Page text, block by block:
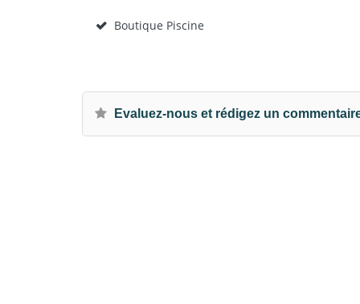
Boutique Piscine
Evaluez-nous et rédigez un